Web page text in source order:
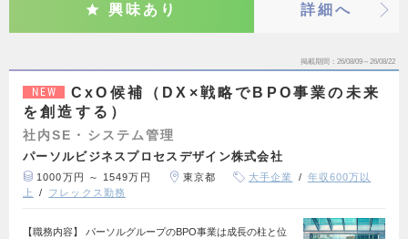
興味あり 詳細へ
掲載期間 26/08/09～26/08/22
NEW
CxO候補（DX×戦略でBPO事業の未来
を創造する）
社内SE・システム管理
パーソルビジネスプロセスデザイン株式会社
1000万円 ～ 1549万円 東京都 大手企業
年収600万以
上
フレックス勤務
【職務内容】 パーソルグループのBPO事業は成長の柱と位